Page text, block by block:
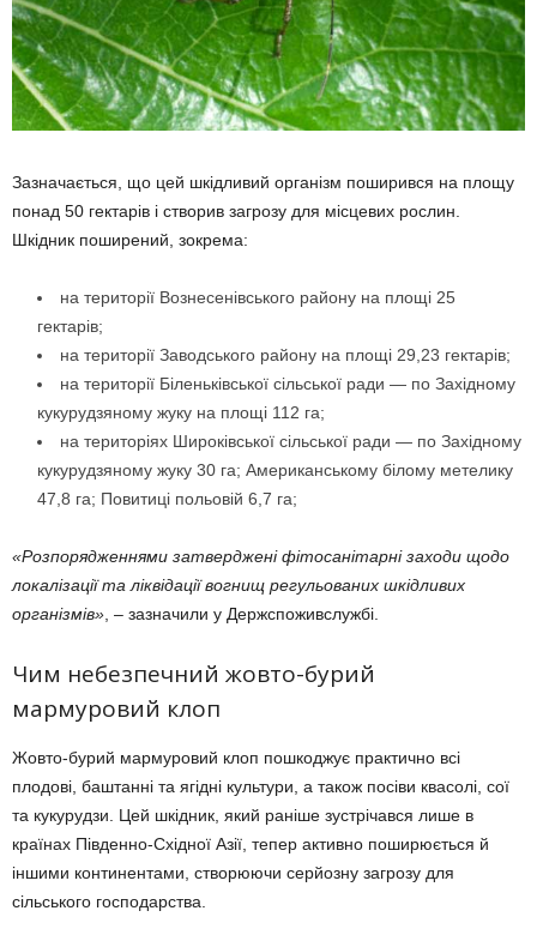
Зазначається, що цей шкідливий організм поширився на площу
понад 50 гектарів і створив загрозу для місцевих рослин.
Шкідник поширений, зокрема:
на території Вознесенівського району на площі 25
гектарів;
на території Заводського району на площі 29,23 гектарів;
на території Біленьківської сільської ради — по Західному
кукурудзяному жуку на площі 112 га;
на територіях Широківської сільської ради — по Західному
кукурудзяному жуку 30 га; Американському білому метелику
47,8 га; Повитиці польовій 6,7 га;
«Розпорядженнями затверджені фітосанітарні заходи щодо
локалізації та ліквідації вогнищ регульованих шкідливих
організмів» , – зазначили у Держспоживслужбі.
Чим небезпечний жовто-бурий
мармуровий клоп
Жовто-бурий мармуровий клоп пошкоджує практично всі
плодові, баштанні та ягідні культури, а також посіви квасолі, сої
та кукурудзи. Цей шкідник, який раніше зустрічався лише в
країнах Південно-Східної Азії, тепер активно поширюється й
іншими континентами, створюючи серйозну загрозу для
сільського господарства.